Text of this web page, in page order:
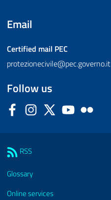
Email
Certified mail PEC
protezionecivile@pec.governo.it
Follow us
FacebookInstagram
Twitter YouTube
RSS
Glossary
Online services